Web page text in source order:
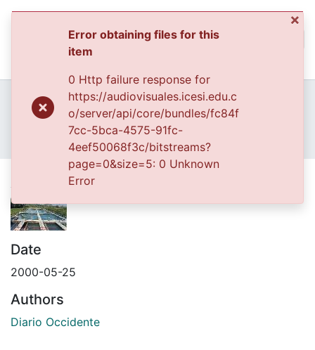
All of DSpace
Statistics
Home
Archivo del Patrimonio Fotográfico y Fílmico del Valle del Cauca
Fondo Fotográfico Diario Occidente
Regionales
FFDO - Cartago - Patrimonial
Acueducto Municipal de Cartago
Acueducto Municipal de Cartago
Date
2000-05-25
Authors
Diario Occidente
0 Http failure response for
https://audiovisuales.icesi.edu.c
o/server/api/core/bundles/fc84f
7cc-5bca-4575-91fc-
4eef50068f3c/bitstreams?
page=0&size=5: 0 Unknown
Error